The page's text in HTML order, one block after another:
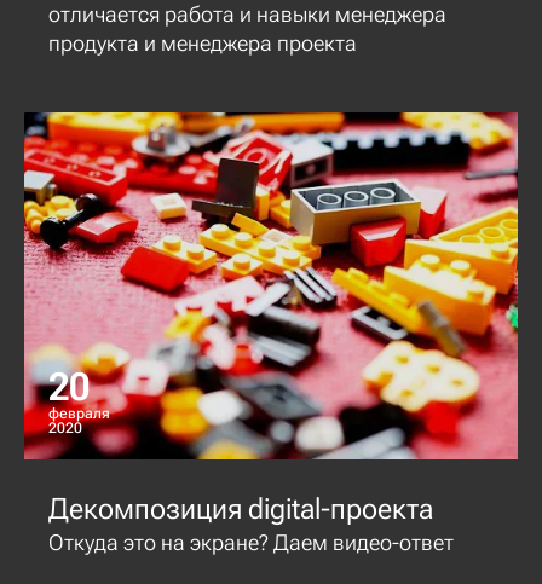
отличается работа и навыки менеджера
продукта и менеджера проекта
20
февраля
2020
Декомпозиция digital-проекта
Откуда это на экране? Даем видео-ответ